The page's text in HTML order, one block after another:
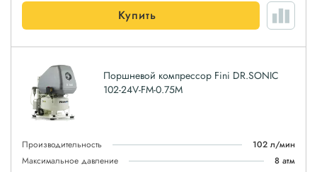
Купить
Поршневой компрессор Fini DR.SONIC
102-24V-FM-0.75M
Производительность
102 л/мин
Максимальное давление
8 атм